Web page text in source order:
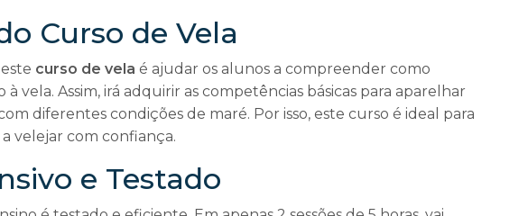
Curso de Vela
curso de vela é ajudar os alunos a compreender como
vela. Assim, irá adquirir as competências básicas para aparelhar
diferentes condições de maré. Por isso, este curso é ideal para
velejar com confiança.
e Testado